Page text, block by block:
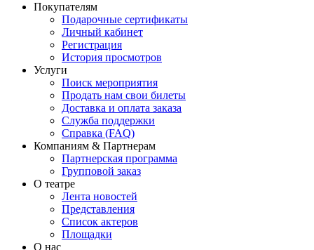
Покупателям
Подарочные сертификаты
Личный кабинет
Регистрация
История просмотров
Услуги
Поиск мероприятия
Продать нам свои билеты
Доставка и оплата заказа
Служба поддержки
Справка (FAQ)
Компаниям & Партнерам
Партнерская программа
Групповой заказ
О театре
Лента новостей
Представления
Список актеров
Площадки
О нас